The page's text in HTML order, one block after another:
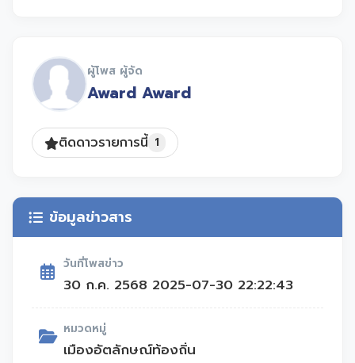
สืบทอด และพัฒนามรดกทางวัฒนธรรมให้คง
อยู่และสามารถปรับตัวต่อการเปลี่ยนแปลงของ
โลกได้อย่างมีความหมาย
เมืองนี้สอดคล้องกับ SDG4 และ SDG11
ผู้โพส ผู้จัด
Award Award
ติดดาวรายการนี้ 1
ข้อมูลข่าวสาร
วันที่โพสข่าว
30 ก.ค. 2568 2025-07-30 22:22:43
หมวดหมู่
เมืองอัตลักษณ์ท้องถิ่น